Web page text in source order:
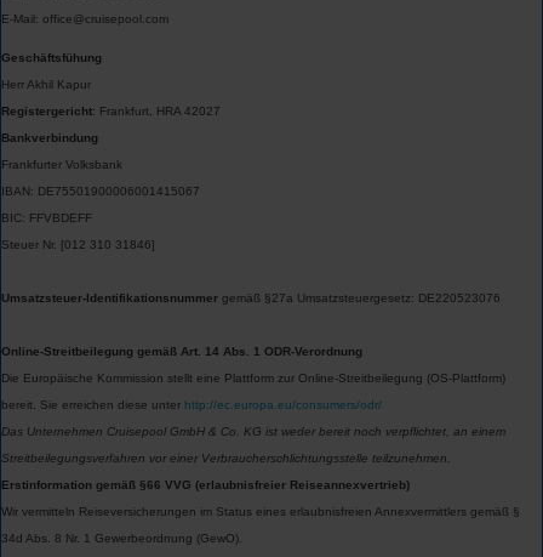
E-Mail: office@cruisepool.com
Geschäftsfühung
Herr Akhil Kapur
Registergericht: Frankfurt, HRA 42027
Bankverbindung
Frankfurter Volksbank
IBAN: DE75501900006001415067
BIC: FFVBDEFF
Steuer Nr. [012 310 31846]
Umsatzsteuer-Identifikationsnummer gemäß §27a Umsatzsteuergesetz: DE220523076
Online-Streitbeilegung gemäß Art. 14 Abs. 1 ODR-Verordnung
Die Europäische Kommission stellt eine Plattform zur Online-Streitbeilegung (OS-Plattform)
bereit. Sie erreichen diese unter http://ec.europa.eu/consumers/odr/
Das Unternehmen Cruisepool GmbH & Co. KG ist weder bereit noch verpflichtet, an einem
Streitbeilegungsverfahren vor einer Verbraucherschlichtungsstelle teilzunehmen.
Erstinformation gemäß §66 VVG (erlaubnisfreier Reiseannexvertrieb)
Wir vermitteln Reiseversicherungen im Status eines erlaubnisfreien Annexvermittlers gemäß §
34d Abs. 8 Nr. 1 Gewerbeordnung (GewO).